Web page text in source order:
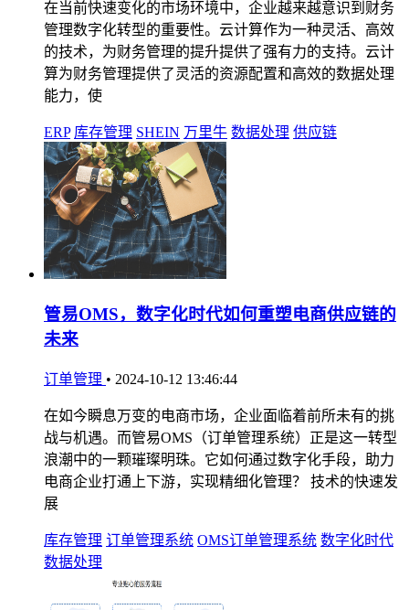
在当前快速变化的市场环境中，企业越来越意识到财务
管理数字化转型的重要性。云计算作为一种灵活、高效
的技术，为财务管理的提升提供了强有力的支持。云计
算为财务管理提供了灵活的资源配置和高效的数据处理
能力，使
ERP 库存管理 SHEIN 万里牛 数据处理 供应链
管易OMS，数字化时代如何重塑电商供应链的
未来
订单管理 • 2024-10-12 13:46:44
在如今瞬息万变的电商市场，企业面临着前所未有的挑
战与机遇。而管易OMS（订单管理系统）正是这一转型
浪潮中的一颗璀璨明珠。它如何通过数字化手段，助力
电商企业打通上下游，实现精细化管理？ 技术的快速发
展
库存管理 订单管理系统 OMS订单管理系统 数字化时代
数据处理